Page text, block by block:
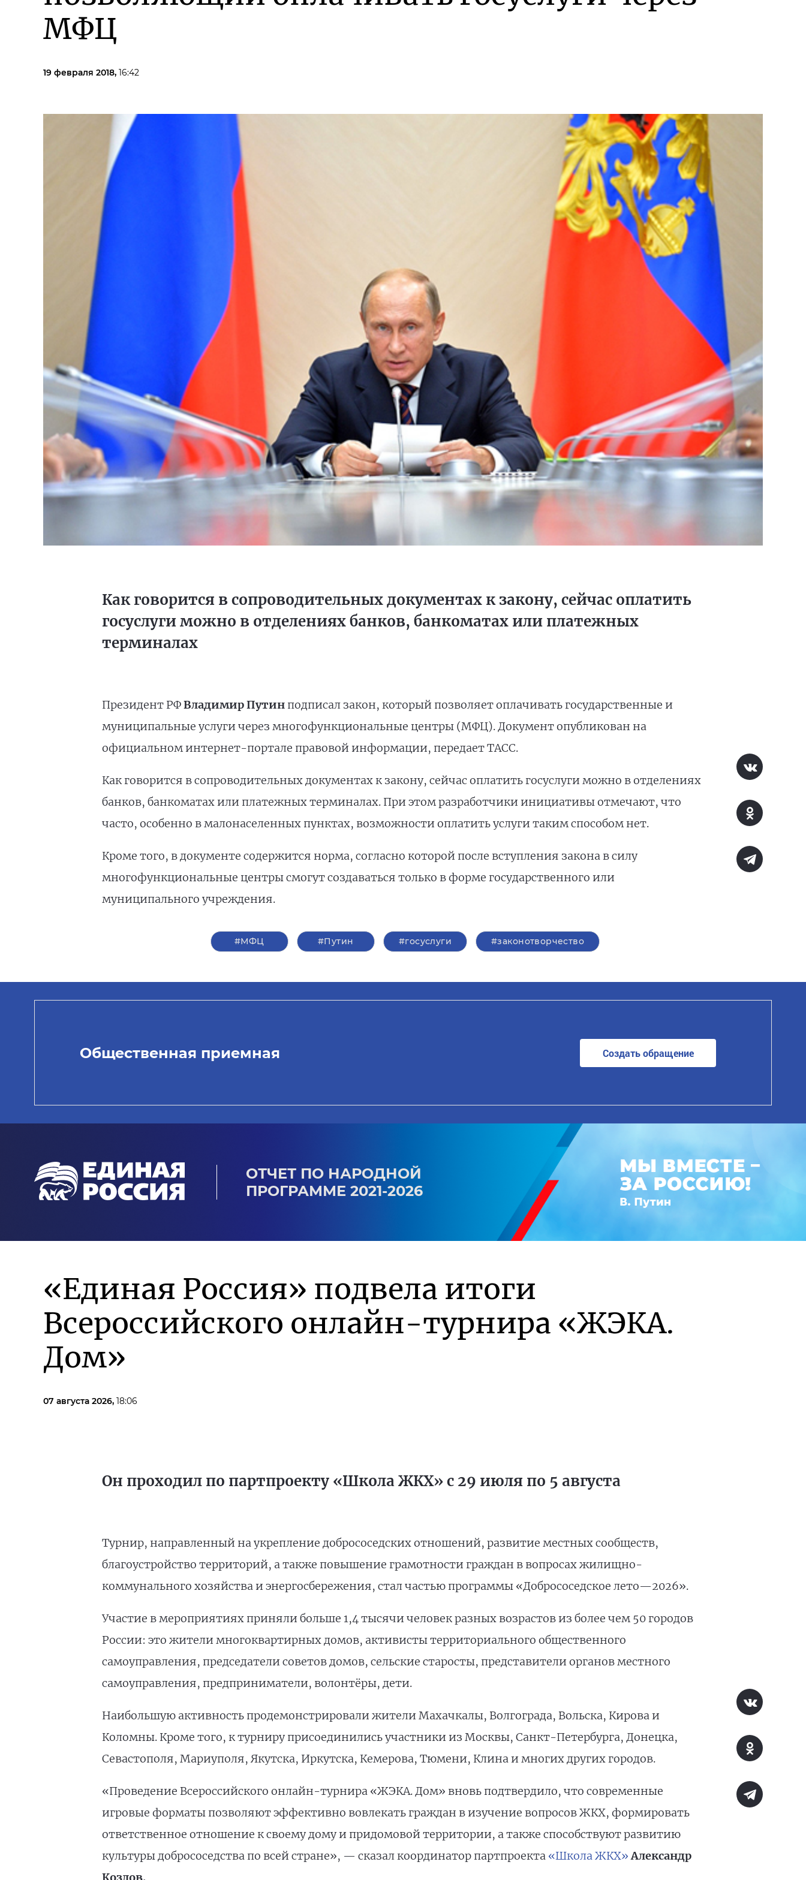
МФЦ
19 февраля 2018, 16:42
Как говорится в сопроводительных документах к закону, сейчас оплатить
госуслуги можно в отделениях банков, банкоматах или платежных
терминалах
Президент РФВладимир Путинподписал закон, который позволяет оплачивать государственные и
муниципальные услуги через многофункциональные центры (МФЦ). Документ опубликован на
официальном интернет-портале правовой информации, передает ТАСС.
Как говорится в сопроводительных документах к закону, сейчас оплатить госуслуги можно в отделениях
банков, банкоматах или платежных терминалах. При этом разработчики инициативы отмечают, что
часто, особенно в малонаселенных пунктах, возможности оплатить услуги таким способом нет.
Кроме того, в документе содержится норма, согласно которой после вступления закона в силу
многофункциональные центры смогут создаваться только в форме государственного или
муниципального учреждения.
#МФЦ #Путин #госуслуги #законотворчество
Общественная приемная Создать обращение
ОТЧЕТ ПО НАРОДНОЙ
ПРОГРАММЕ 2021-2026
«Единая Россия» подвела итоги
Всероссийского онлайн-турнира «ЖЭКА.
Дом»
07 августа 2026, 18:06
Он проходил по партпроекту «Школа ЖКХ» с 29 июля по 5 августа
Турнир, направленный на укрепление добрососедских отношений, развитие местных сообществ,
благоустройство территорий, а также повышение грамотности граждан в вопросах жилищно-
коммунального хозяйства и энергосбережения, стал частью программы «Добрососедское лето—2026».
Участие в мероприятиях приняли больше 1,4 тысячи человек разных возрастов из более чем 50 городов
России: это жители многоквартирных домов, активисты территориального общественного
самоуправления, председатели советов домов, сельские старосты, представители органов местного
самоуправления, предприниматели, волонтёры, дети.
Наибольшую активность продемонстрировали жители Махачкалы, Волгограда, Вольска, Кирова и
Коломны. Кроме того, к турниру присоединились участники из Москвы, Санкт-Петербурга, Донецка,
Севастополя, Мариуполя, Якутска, Иркутска, Кемерова, Тюмени, Клина и многих других городов.
«Проведение Всероссийского онлайн-турнира «ЖЭКА. Дом» вновь подтвердило, что современные
игровые форматы позволяют эффективно вовлекать граждан в изучение вопросов ЖКХ, формировать
ответственное отношение к своему дому и придомовой территории, а также способствуют развитию
культуры добрососедства по всей стране», — сказал координатор партпроекта «Школа ЖКХ»Александр